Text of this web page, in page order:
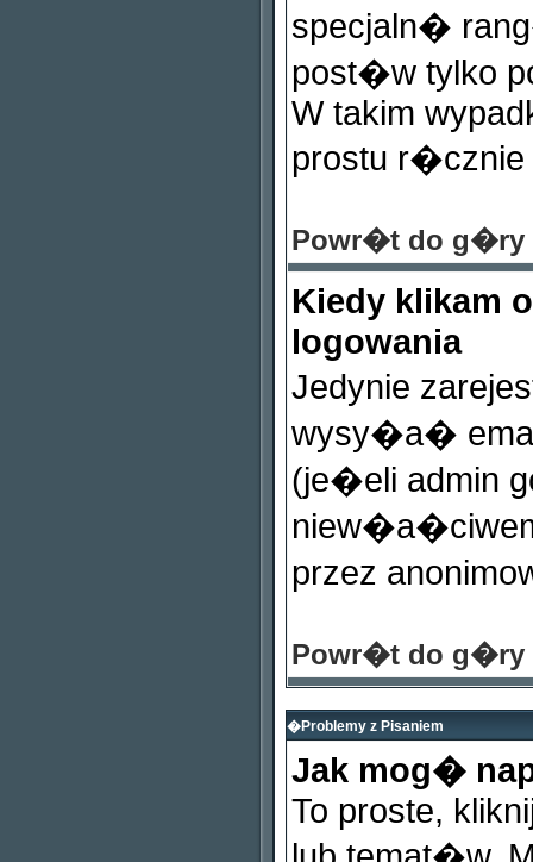
specjaln�
post�w tylko
W takim
prostu
Powr�t do g�ry
Kiedy klikam
logowania
Jedynie
wysy�a�
(je�eli admin
przez
Powr�t do g�ry
�Problemy z Pisaniem
Jak mog�
To proste,